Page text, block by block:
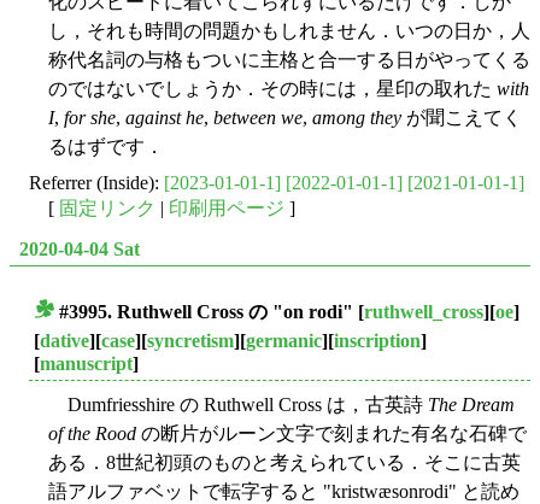
し，それも時間の問題かもしれません．いつの日か，人
称代名詞の与格もついに主格と合一する日がやってくる
のではないでしょうか．その時には，星印の取れた with
I, for she, against he, between we, among they が聞こえてく
るはずです．
Referrer (Inside): [2023-01-01-1] [2022-01-01-1] [2021-01-01-1]
[ 固定リンク | 印刷用ページ ]
2020-04-04 Sat
#3995. Ruthwell Cross の "on rodi" [ruthwell_cross][oe]
[dative][case][syncretism][germanic][inscription]
[manuscript]
Dumfriesshire の Ruthwell Cross は，古英詩 The Dream
of the Rood の断片がルーン文字で刻まれた有名な石碑で
ある．8世紀初頭のものと考えられている．そこに古英
語アルファベットで転字すると "kristwæsonrodi" と読め